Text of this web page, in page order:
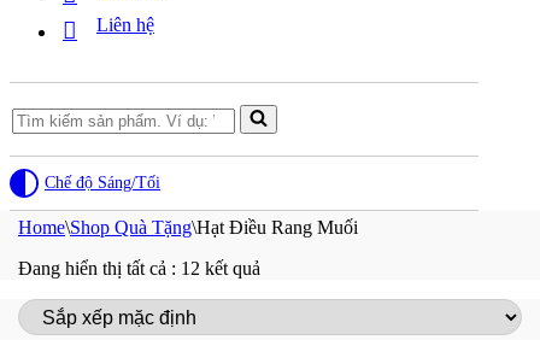
Liên hệ
Search
for...
Chế độ Sáng/Tối
Home\Shop Quà Tặng\Hạt Điều Rang Muối
Đang hiển thị tất cả : 12 kết quả